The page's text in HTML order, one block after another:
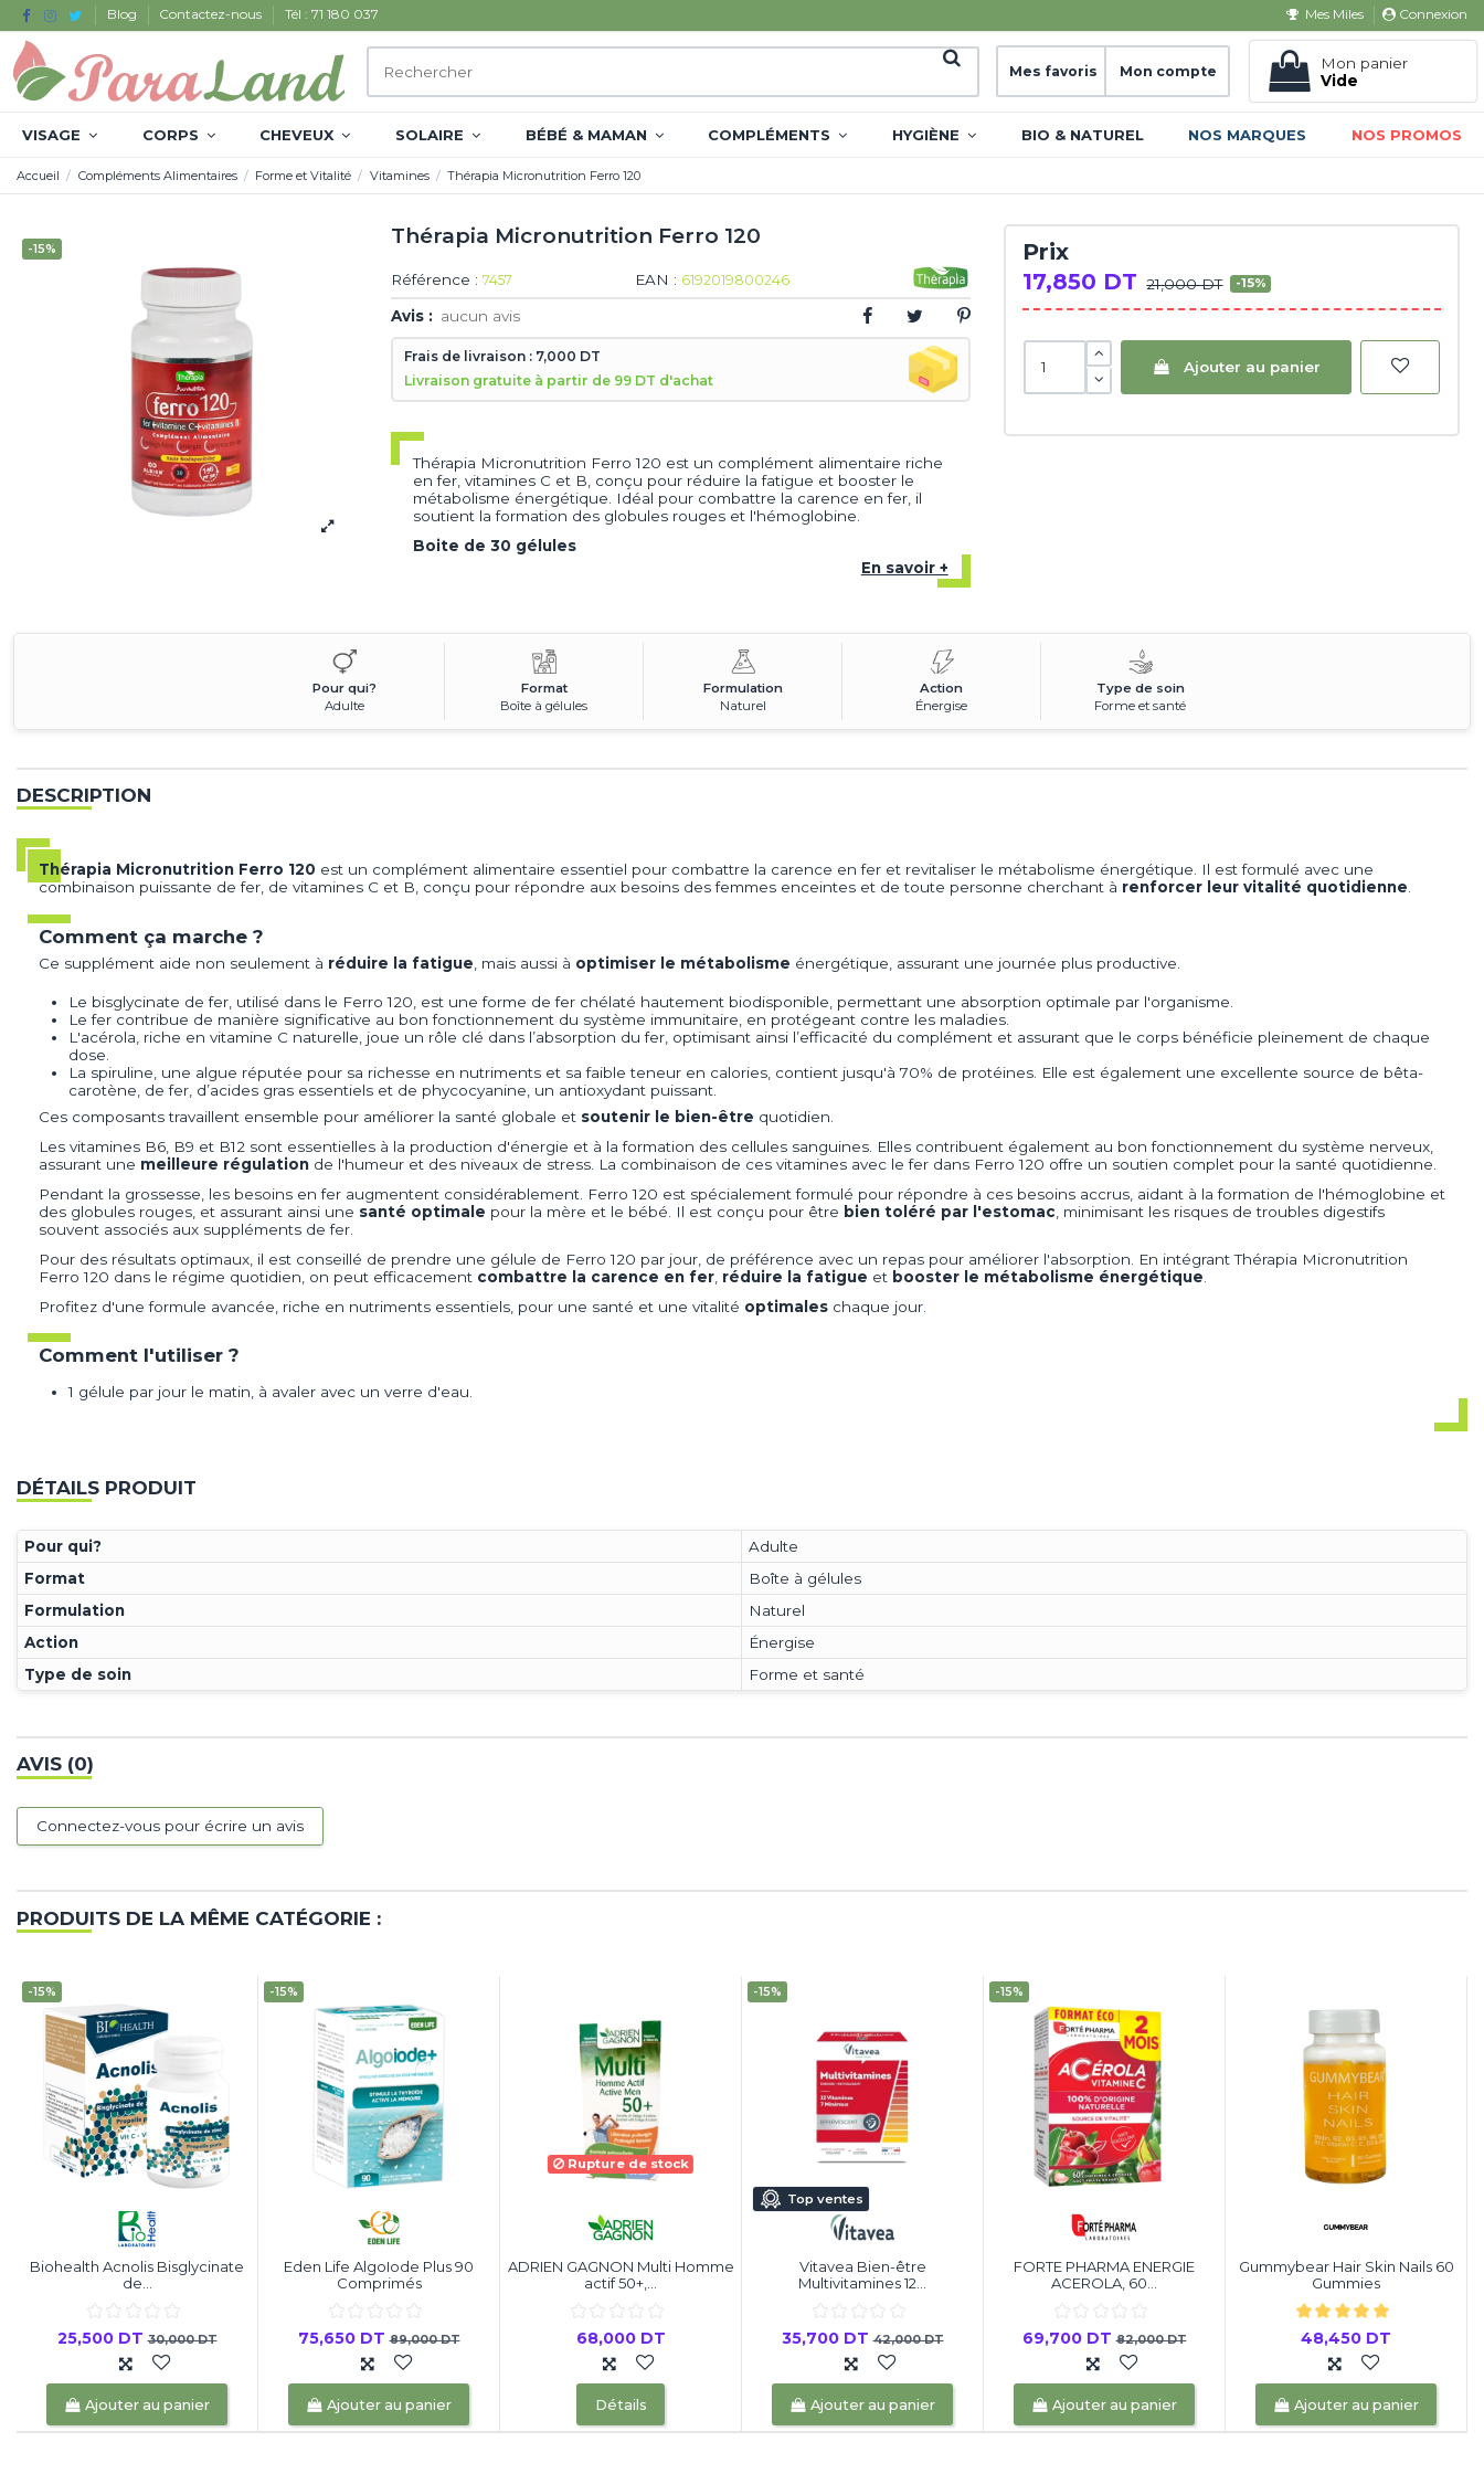
Blog Contactez-nous Tél : 71 180 037 Mes Miles Connexion
Mes favoris Mon compte
Mon panier
Vide
VISAGE CORPS CHEVEUX SOLAIRE BÉBÉ & MAMAN COMPLÉMENTS HYGIÈNE BIO & NATUREL NOS MARQUES NOS PROMOS
Accueil Compléments Alimentaires Forme et Vitalité Vitamines Thérapia Micronutrition Ferro 120
-15%
Thérapia Micronutrition Ferro 120
Référence : 7457 EAN : 6192019800246
Avis : aucun avis
Frais de livraison : 7,000 DT
Livraison gratuite à partir de 99 DT d'achat
Thérapia Micronutrition Ferro 120 est un complément alimentaire riche
en fer, vitamines C et B, conçu pour réduire la fatigue et booster le
métabolisme énergétique. Idéal pour combattre la carence en fer, il
soutient la formation des globules rouges et l'hémoglobine.
Boite de 30 gélules
En savoir +
Prix
17,850 DT 21,000 DT -15%
Ajouter au panier
Pour qui?
Adulte
Format
Boîte à gélules
Formulation
Naturel
Action
Énergise
Type de soin
Forme et santé
DESCRIPTION
Thérapia Micronutrition Ferro 120 est un complément alimentaire essentiel pour combattre la carence en fer et revitaliser le métabolisme énergétique. Il est formulé avec une
combinaison puissante de fer, de vitamines C et B, conçu pour répondre aux besoins des femmes enceintes et de toute personne cherchant à renforcer leur vitalité quotidienne
Comment ça marche ?
Ce supplément aide non seulement à réduire la fatigue, mais aussi à optimiser le métabolisme énergétique, assurant une journée plus productive.
Le bisglycinate de fer, utilisé dans le Ferro 120, est une forme de fer chélaté hautement biodisponible, permettant une absorption optimale par l'organisme.
Le fer contribue de manière significative au bon fonctionnement du système immunitaire, en protégeant contre les maladies.
L'acérola, riche en vitamine C naturelle, joue un rôle clé dans l’absorption du fer, optimisant ainsi l’efficacité du complément et assurant que le corps bénéficie pleinement de chaque
dose.
La spiruline, une algue réputée pour sa richesse en nutriments et sa faible teneur en calories, contient jusqu'à 70% de protéines. Elle est également une excellente source de bêta-
carotène, de fer, d’acides gras essentiels et de phycocyanine, un antioxydant puissant.
Ces composants travaillent ensemble pour améliorer la santé globale et soutenir le bien-être quotidien.
Les vitamines B6, B9 et B12 sont essentielles à la production d'énergie et à la formation des cellules sanguines. Elles contribuent également au bon fonctionnement du système nerveux,
assurant une meilleure régulation de l'humeur et des niveaux de stress. La combinaison de ces vitamines avec le fer dans Ferro 120 offre un soutien complet pour la santé quotidienne.
Pendant la grossesse, les besoins en fer augmentent considérablement. Ferro 120 est spécialement formulé pour répondre à ces besoins accrus, aidant à la formation de l'hémoglobine et
des globules rouges, et assurant ainsi une santé optimale pour la mère et le bébé. Il est conçu pour être bien toléré par l'estomac , minimisant les risques de troubles digestifs
souvent associés aux suppléments de fer.
Pour des résultats optimaux, il est conseillé de prendre une gélule de Ferro 120 par jour, de préférence avec un repas pour améliorer l'absorption. En intégrant Thérapia Micronutrition
Ferro 120 dans le régime quotidien, on peut efficacement combattre la carence en fer réduire la fatigue et booster le métabolisme énergétique
Profitez d'une formule avancée, riche en nutriments essentiels, pour une santé et une vitalité optimales chaque jour.
Comment l'utiliser ?
1 gélule par jour le matin, à avaler avec un verre d'eau.
DÉTAILS PRODUIT
Pour qui?
Adulte
Format
Boîte à gélules
Formulation
Naturel
Action
Énergise
Type de soin
Forme et santé
AVIS (0)
Connectez-vous pour écrire un avis
PRODUITS DE LA MÊME CATÉGORIE :
-15%
Biohealth Acnolis Bisglycinate
de...
25,500 DT30,000 DT
Ajouter au panier
-15%
Eden Life AlgoIode Plus 90
Comprimés
75,650 DT89,000 DT
Ajouter au panier
Rupture de stock
ADRIEN GAGNON Multi Homme
actif 50+,...
68,000 DT
Détails
Top ventes
-15%
Vitavea Bien-être
Multivitamines 12...
35,700 DT42,000 DT
Ajouter au panier
-15%
FORTE PHARMA ENERGIE
ACEROLA, 60...
69,700 DT82,000 DT
Ajouter au panier
Gummybear Hair Skin Nails 60
Gummies
48,450 DT
Ajouter au panier